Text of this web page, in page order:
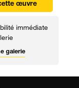
œuvre
immédiate
galerie